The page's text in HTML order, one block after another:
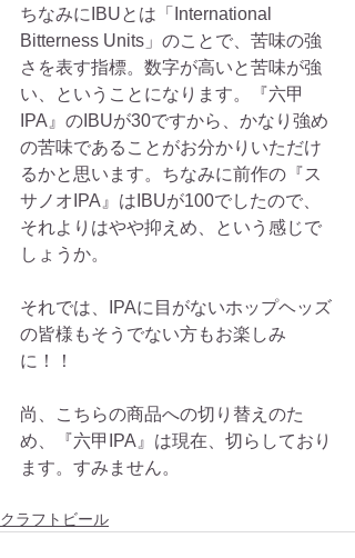
ちなみにIBUとは「International
Bitterness Units」のことで、苦味の強
さを表す指標。数字が高いと苦味が強
い、ということになります。『六甲
IPA』のIBUが30ですから、かなり強め
の苦味であることがお分かりいただけ
るかと思います。ちなみに前作の『ス
サノオIPA』はIBUが100でしたので、
それよりはやや抑えめ、という感じで
しょうか。
それでは、IPAに目がないホップヘッズ
の皆様もそうでない方もお楽しみ
に！！
尚、こちらの商品への切り替えのた
め、『六甲IPA』は現在、切らしており
ます。すみません。
クラフトビール